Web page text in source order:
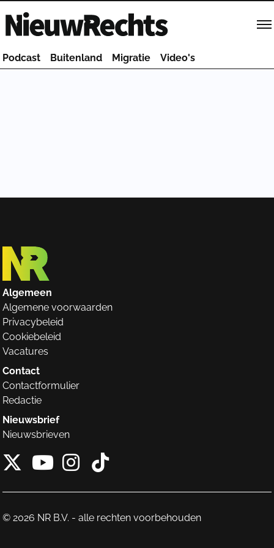
Homepage van NieuwRechts
Podcast Buitenland Migratie Video's
Algemeen
Algemene voorwaarden
Privacybeleid
Cookiebeleid
Vacatures
Contact
Contactformulier
Redactie
Nieuwsbrief
Nieuwsbrieven
X van NieuwRechts
Instagram van
Tiktok van
© 2026 NR B.V. - alle rechten voorbehouden